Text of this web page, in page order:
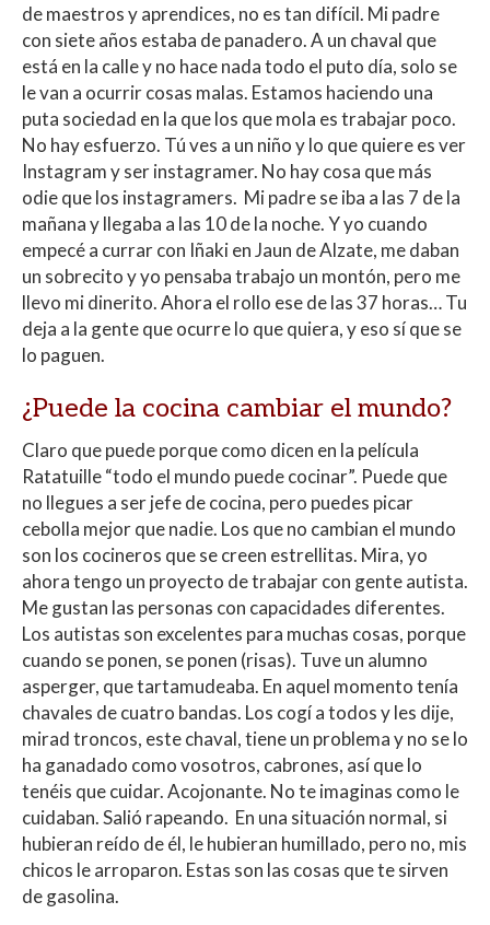
de maestros y aprendices, no es tan difícil. Mi padre
con siete años estaba de panadero. A un chaval que
está en la calle y no hace nada todo el puto día, solo se
le van a ocurrir cosas malas. Estamos haciendo una
puta sociedad en la que los que mola es trabajar poco.
No hay esfuerzo. Tú ves a un niño y lo que quiere es ver
Instagram y ser instagramer. No hay cosa que más
odie que los instagramers. Mi padre se iba a las 7 de la
mañana y llegaba a las 10 de la noche. Y yo cuando
empecé a currar con Iñaki en Jaun de Alzate, me daban
un sobrecito y yo pensaba trabajo un montón, pero me
llevo mi dinerito. Ahora el rollo ese de las 37 horas… Tu
deja a la gente que ocurre lo que quiera, y eso sí que se
lo paguen.
¿Puede la cocina cambiar el mundo?
Claro que puede porque como dicen en la película
Ratatuille “todo el mundo puede cocinar”. Puede que
no llegues a ser jefe de cocina, pero puedes picar
cebolla mejor que nadie. Los que no cambian el mundo
son los cocineros que se creen estrellitas. Mira, yo
ahora tengo un proyecto de trabajar con gente autista.
Me gustan las personas con capacidades diferentes.
Los autistas son excelentes para muchas cosas, porque
cuando se ponen, se ponen (risas). Tuve un alumno
asperger, que tartamudeaba. En aquel momento tenía
chavales de cuatro bandas. Los cogí a todos y les dije,
mirad troncos, este chaval, tiene un problema y no se lo
ha ganadado como vosotros, cabrones, así que lo
tenéis que cuidar. Acojonante. No te imaginas como le
cuidaban. Salió rapeando. En una situación normal, si
hubieran reído de él, le hubieran humillado, pero no, mis
chicos le arroparon. Estas son las cosas que te sirven
de gasolina.